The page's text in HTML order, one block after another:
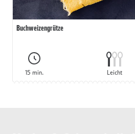
Buchweizengrütze
15 min. Leicht